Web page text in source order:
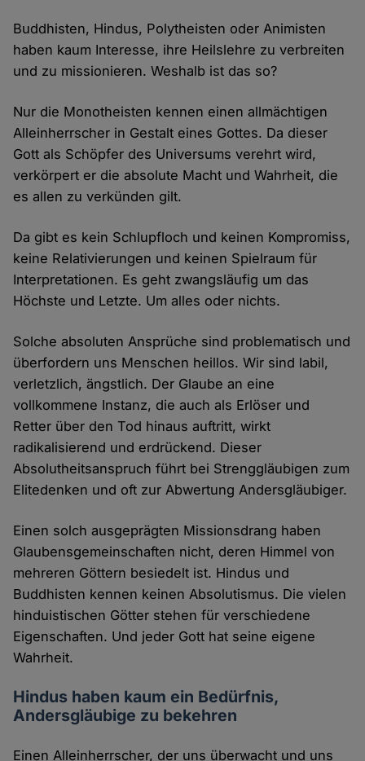
Buddhisten, Hindus, Polytheisten oder Animisten
haben kaum Interesse, ihre Heilslehre zu verbreiten
und zu missionieren. Weshalb ist das so?
Nur die Monotheisten kennen einen allmächtigen
Alleinherrscher in Gestalt eines Gottes. Da dieser
Gott als Schöpfer des Universums verehrt wird,
verkörpert er die absolute Macht und Wahrheit, die
es allen zu verkünden gilt.
Da gibt es kein Schlupfloch und keinen Kompromiss,
keine Relativierungen und keinen Spielraum für
Interpretationen. Es geht zwangsläufig um das
Höchste und Letzte. Um alles oder nichts.
Solche absoluten Ansprüche sind problematisch und
überfordern uns Menschen heillos. Wir sind labil,
verletzlich, ängstlich. Der Glaube an eine
vollkommene Instanz, die auch als Erlöser und
Retter über den Tod hinaus auftritt, wirkt
radikalisierend und erdrückend. Dieser
Absolutheitsanspruch führt bei Strenggläubigen zum
Elitedenken und oft zur Abwertung Andersgläubiger.
Einen solch ausgeprägten Missionsdrang haben
Glaubensgemeinschaften nicht, deren Himmel von
mehreren Göttern besiedelt ist. Hindus und
Buddhisten kennen keinen Absolutismus. Die vielen
hinduistischen Götter stehen für verschiedene
Eigenschaften. Und jeder Gott hat seine eigene
Wahrheit.
Hindus haben kaum ein Bedürfnis,
Andersgläubige zu bekehren
Einen Alleinherrscher, der uns überwacht und uns